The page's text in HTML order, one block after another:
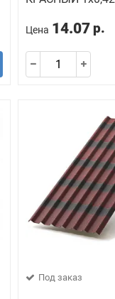
Цена 14.07 р.
Под заказ